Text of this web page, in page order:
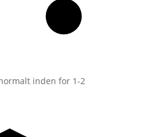
inden for 1-2